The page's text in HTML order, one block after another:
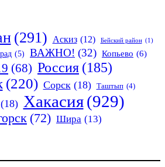
(291) Аскиз (12) Бейский район (1)
(5) ВАЖНО! (32) Копьево (6)
(68) Россия (185)
(220) Сорск (18) Таштып (4)
(18) Хакасия (929)
(72) Шира (13)